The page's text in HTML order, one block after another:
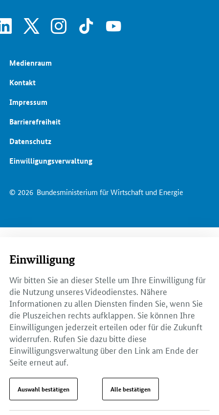
SrOnlyServicemenü
linkedin instagram tiktok youtube
© 2026 Bundesministerium für Wirtschaft und Energie
Medienraum
Kontakt
Impressum
Barrierefreiheit
Datenschutz
Einwilligungsverwaltung
Einwilligung
Wir bitten Sie an dieser Stelle um Ihre Einwilligung für
die Nutzung unseres Videodienstes. Nähere
Informationen zu allen Diensten finden Sie, wenn Sie
die Pluszeichen rechts aufklappen. Sie können Ihre
Einwilligungen jederzeit erteilen oder für die Zukunft
widerrufen. Rufen Sie dazu bitte diese
Einwilligungsverwaltung über den Link am Ende der
Seite erneut auf.
Auswahl bestätigen Alle bestätigen